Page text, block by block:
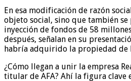
En esa modificación de razón
objeto social, sino que también se
inyección de fondos de 58
después, señalan en su
habría adquirido la propiedad de
¿Cómo llegan a unir la empresa
titular de AFA? Ahí la figura clave